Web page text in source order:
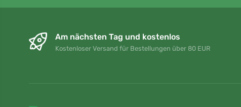
Am nächsten Tag und kostenlos
Kostenloser Versand für Bestellungen über 80 EUR